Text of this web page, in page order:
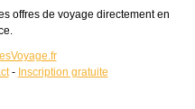
offres de voyage directement en
- Inscription gratuite